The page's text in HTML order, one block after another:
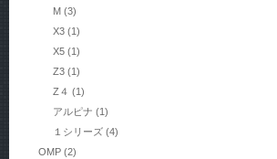
M (3)
X3 (1)
X5 (1)
Z3 (1)
Z４ (1)
アルピナ (1)
１シリーズ (4)
OMP(2)